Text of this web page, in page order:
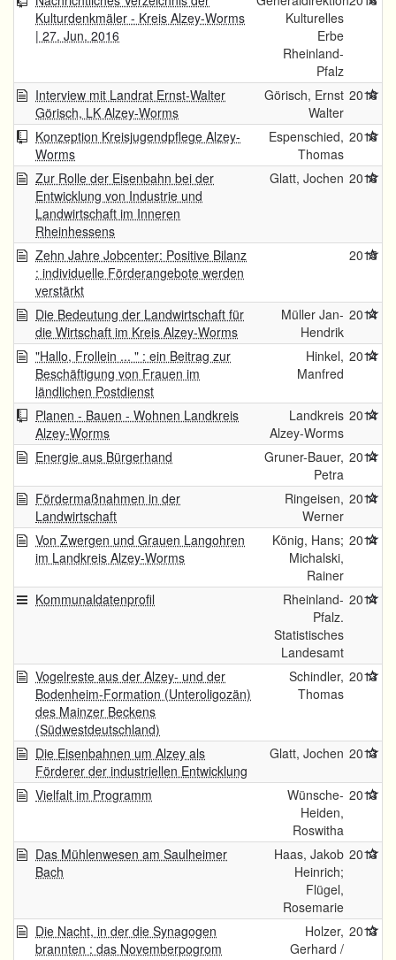
Kulturdenkmäler - Kreis Alzey-Worms
| 27. Jun. 2016
Kulturelles
Erbe
Rheinland-
Pfalz
Interview mit Landrat Ernst-Walter
Görisch, LK Alzey-Worms
Görisch, Ernst
Walter
2016
Konzeption Kreisjugendpflege Alzey-
Worms
Espenschied,
Thomas
2016
Zur Rolle der Eisenbahn bei der
Entwicklung von Industrie und
Landwirtschaft im Inneren
Rheinhessens
Glatt, Jochen 2016
Zehn Jahre Jobcenter: Positive Bilanz
: individuelle Förderangebote werden
verstärkt
2015
Die Bedeutung der Landwirtschaft für
die Wirtschaft im Kreis Alzey-Worms
Müller Jan-
Hendrik
2014
"Hallo, Frollein ... " : ein Beitrag zur
Beschäftigung von Frauen im
ländlichen Postdienst
Hinkel,
Manfred
2014
Planen - Bauen - Wohnen Landkreis
Alzey-Worms
Landkreis
Alzey-Worms
2014
Energie aus Bürgerhand
Gruner-Bauer,
Petra
2014
Fördermaßnahmen in der
Landwirtschaft
Ringeisen,
Werner
2014
Von Zwergen und Grauen Langohren
im Landkreis Alzey-Worms
König, Hans;
Michalski,
Rainer
2014
Kommunaldatenprofil
Rheinland-
Pfalz.
Statistisches
Landesamt
2014
Vogelreste aus der Alzey- und der
Bodenheim-Formation (Unteroligozän)
des Mainzer Beckens
(Südwestdeutschland)
Schindler,
Thomas
2013
Die Eisenbahnen um Alzey als
Förderer der industriellen Entwicklung
Glatt, Jochen 2013
Vielfalt im Programm
Wünsche-
Heiden,
Roswitha
2013
Das Mühlenwesen am Saulheimer
Bach
Haas, Jakob
Heinrich;
Flügel,
Rosemarie
2013
Die Nacht, in der die Synagogen
brannten : das Novemberpogrom
Holzer,
Gerhard /
2013